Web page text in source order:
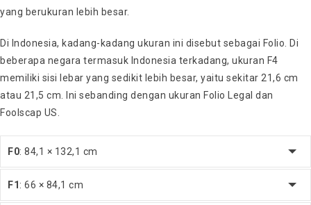
yang berukuran lebih besar.
Di Indonesia, kadang-kadang ukuran ini disebut sebagai Folio. Di
beberapa negara termasuk Indonesia terkadang, ukuran F4
memiliki sisi lebar yang sedikit lebih besar, yaitu sekitar 21,6 cm
atau 21,5 cm. Ini sebanding dengan ukuran Folio Legal dan
Foolscap US.
F0: 84,1 × 132,1 cm
F1 : 66 × 84,1 cm